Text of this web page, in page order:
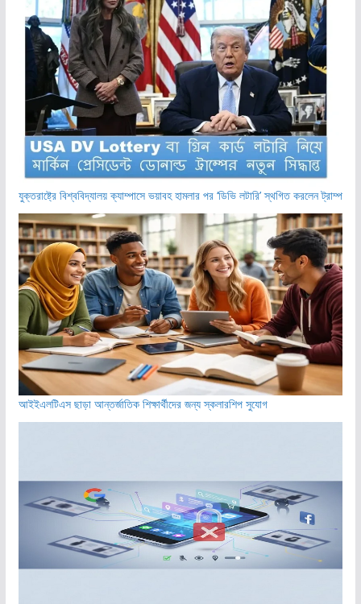
যুক্তরাষ্ট্রে বিশ্ববিদ্যালয় ক্যাম্পাসে ভয়াবহ হামলার পর ‘ডিভি লটারি’ স্থগিত করলেন ট্রাম্প
আইইএলটিএস ছাড়া আন্তর্জাতিক শিক্ষার্থীদের জন্য স্কলারশিপ সুযোগ